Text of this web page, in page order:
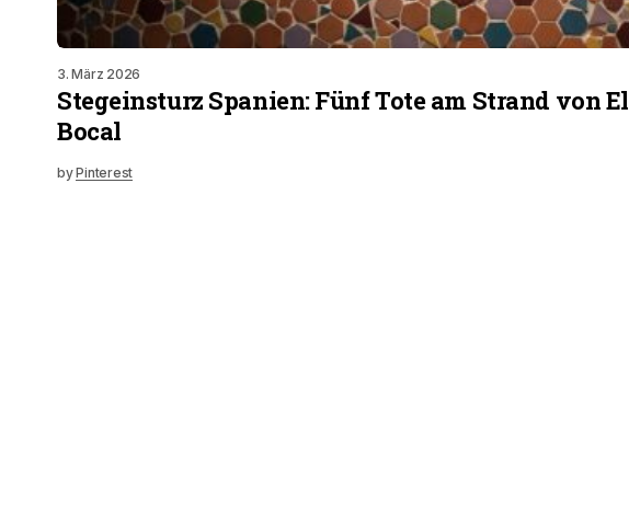
3. März 2026
Stegeinsturz Spanien: Fünf Tote am Strand von El
Bocal
byPinterest